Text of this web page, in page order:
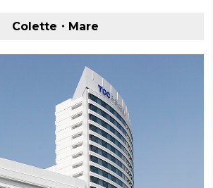
Colette・Mare